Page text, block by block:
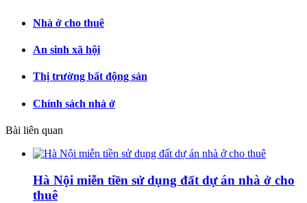
Nhà ở cho thuê
An sinh xã hội
Thị trường bất động sản
Chính sách nhà ở
Bài liên quan
Hà Nội miễn tiền sử dụng đất dự án nhà ở cho
thuê